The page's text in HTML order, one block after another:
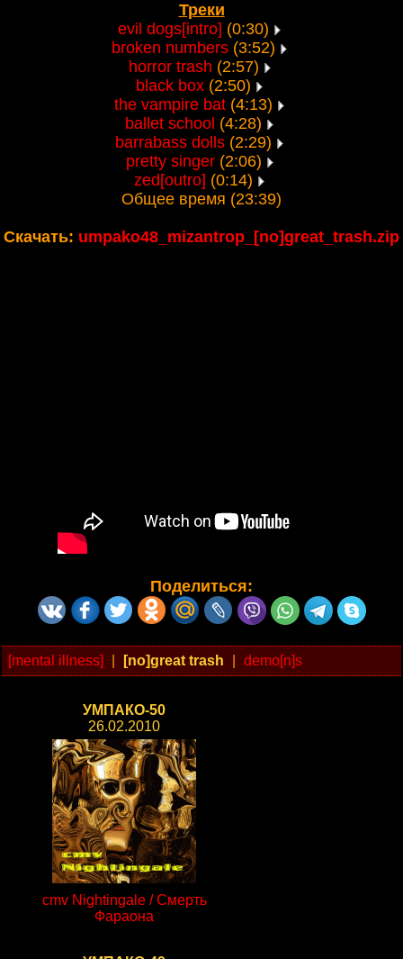
Треки
evil dogs[intro] (0:30)
broken numbers (3:52)
horror trash (2:57)
black box (2:50)
the vampire bat (4:13)
ballet school (4:28)
barrabass dolls (2:29)
pretty singer(2:06)
zed[outro] (0:14)
Общее время (23:39)
Скачать: umpako48_mizantrop_[no]great_trash.zip
Поделиться:
[mental illness] [no]great trash demo[n]s
УМПАКО-50
26.02.2010
cmv Nightingale / Смерть
Фараона